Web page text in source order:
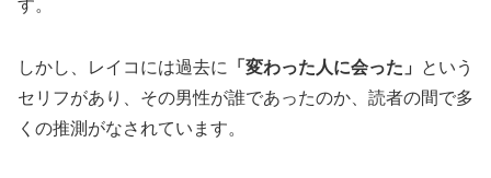
す。
しかし、レイコには過去に 「変わった人に会った」
という
セリフがあり、その男性が誰であったのか、読者の間で多
くの推測がなされています。